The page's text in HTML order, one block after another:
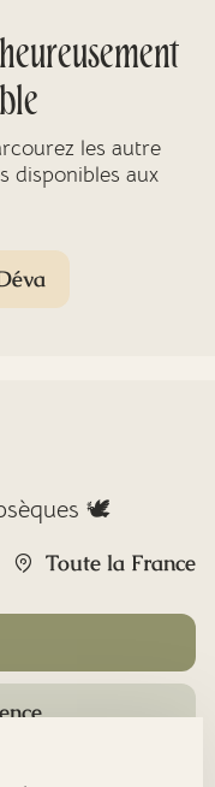
les autre
disponibles aux
🕊️
Toute la France